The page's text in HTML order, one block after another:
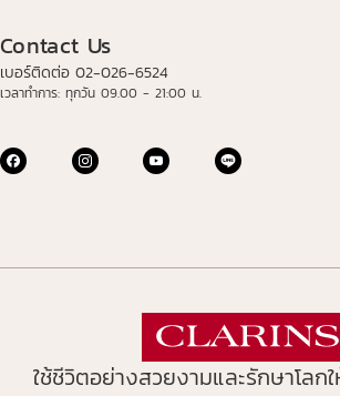
Contact Us
เบอร์ติดต่อ 02-026-6524
เวลาทำการ: ทุกวัน 09.00 - 21:00 น.
ใช้ชีวิตอย่างสวยงามและรักษาโล